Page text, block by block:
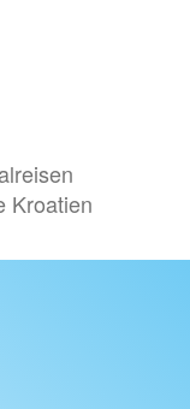
Kroatien